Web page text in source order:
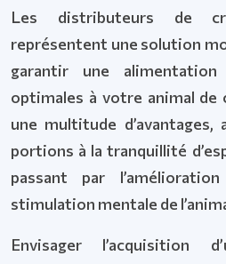
Les distributeurs de
représentent une solution
garantir une
optimales à votre animal
une multitude
portions à la tranquillité
passant par
stimulation mentale de
Envisager l’acquisition